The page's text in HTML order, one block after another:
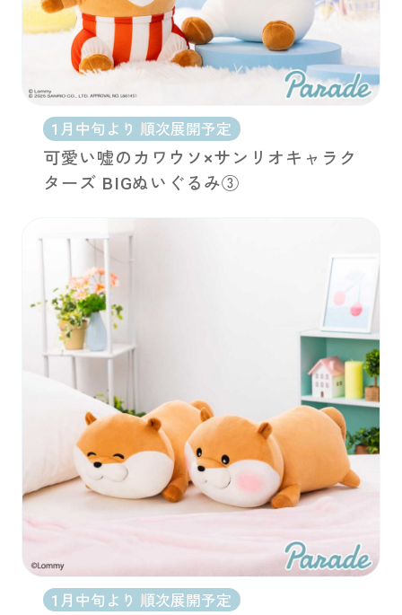
1月中旬より 順次展開予定
可愛い嘘のカワウソ×サンリオキャラク
ターズ BIGぬいぐるみ③
1月中旬より 順次展開予定